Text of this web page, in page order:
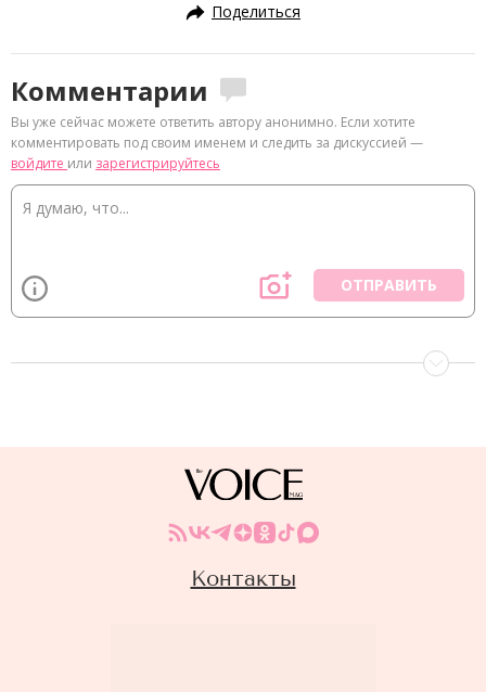
Поделиться
Комментарии
Вы уже сейчас можете ответить автору анонимно. Если хотите
комментировать под своим именем и следить за дискуссией —
войдите или зарегистрируйтесь
ОТПРАВИТЬ
Контакты